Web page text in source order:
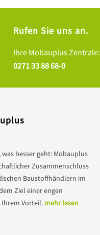
Rufen Sie uns an.
Ihre Mobauplus Zentrale:
0271 33 88 68-0
was besser geht: Mobauplus
Zusammenschluss
Baustoffhändlern im
Ziel einer engen
Vorteil. mehr lesen